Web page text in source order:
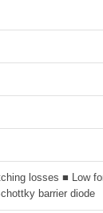
losses ■ Low
barrier diode